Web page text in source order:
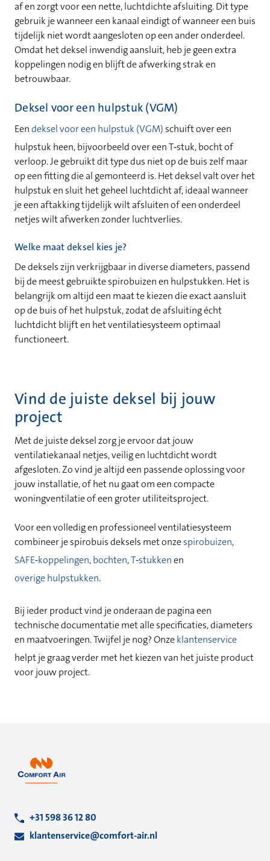
af en zorgt voor een nette, luchtdichte afsluiting. Dit type
gebruik je wanneer een kanaal eindigt of wanneer een buis
tijdelijk niet wordt aangesloten op een ander onderdeel.
Omdat het deksel inwendig aansluit, heb je geen extra
koppelingen nodig en blijft de afwerking strak en
betrouwbaar.
Deksel voor een hulpstuk (VGM)
Eendeksel voor een hulpstuk (VGM) schuift over een
hulpstuk heen, bijvoorbeeld over een T‑stuk, bocht of
verloop. Je gebruikt dit type dus niet op de buis zelf maar
op een fitting die al gemonteerd is. Het deksel valt over het
hulpstuk en sluit het geheel luchtdicht af, ideaal wanneer
je een aftakking tijdelijk wilt afsluiten of een onderdeel
netjes wilt afwerken zonder luchtverlies.
Welke maat deksel kies je?
De deksels zijn verkrijgbaar in diverse diameters, passend
bij de meest gebruikte spirobuizen en hulpstukken. Het is
belangrijk om altijd een maat te kiezen die exact aansluit
op de buis of het hulpstuk, zodat de afsluiting écht
luchtdicht blijft en het ventilatiesysteem optimaal
functioneert.
Vind de juiste deksel bij jouw
project
Met de juiste deksel zorg je ervoor dat jouw
ventilatiekanaal netjes, veilig en luchtdicht wordt
afgesloten. Zo vind je altijd een passende oplossing voor
jouw installatie, of het nu gaat om een compacte
woningventilatie of een groter utiliteitsproject.
Voor een volledig en professioneel ventilatiesysteem
combineer je spirobuis deksels met onzespirobuizen,
SAFE‑koppelingen,bochten,T‑stukkenen
overige hulpstukken.
Bij ieder product vind je onderaan de pagina een
technische documentatie met alle specificaties, diameters
en maatvoeringen. Twijfel je nog? Onzeklantenservice
helpt je graag verder met het kiezen van het juiste product
voor jouw project.
+31 598 36 12 80
klantenservice@comfort-air.nl